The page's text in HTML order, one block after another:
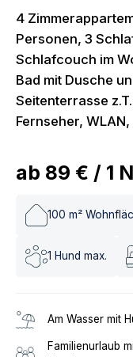
4
Personen, 3
Schlafcouch im
Bad mit Dusche
Seitenterrasse
Fernseher,
ab 89 € / 1
100 m²
1 Hund max.
Am Wasser mit
Familienurlaub